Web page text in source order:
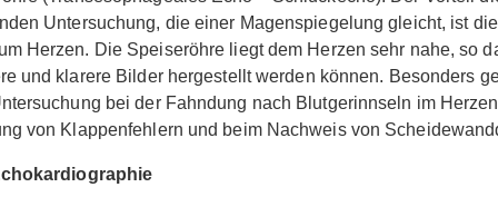
Untersuchung, die einer Magenspiegelung gleicht, ist
Herzen. Die Speiseröhre liegt dem Herzen sehr nahe, so
und klarere Bilder hergestellt werden können. Besonders
bei der Fahndung nach Blutgerinnseln im
von Klappenfehlern und beim Nachweis von